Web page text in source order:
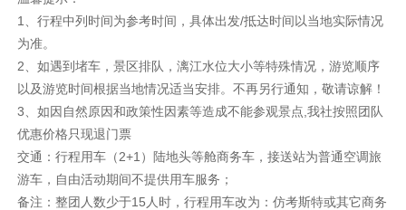
1、行程中列时间为参考时间，具体出发/抵达时间以当地实际情况
为准。
2、如遇到堵车，景区排队，漓江水位大小等特殊情况，游览顺序
以及游览时间根据当地情况适当安排。不再另行通知，敬请谅解！
3、如因自然原因和政策性因素等造成不能参观景点,我社按照团队
优惠价格只现退门票
交通：行程用车（2+1）陆地头等舱商务车，接送站为普通空调旅
游车，自由活动期间不提供用车服务；
备注：整团人数少于15人时，行程用车改为：仿考斯特或其它商务